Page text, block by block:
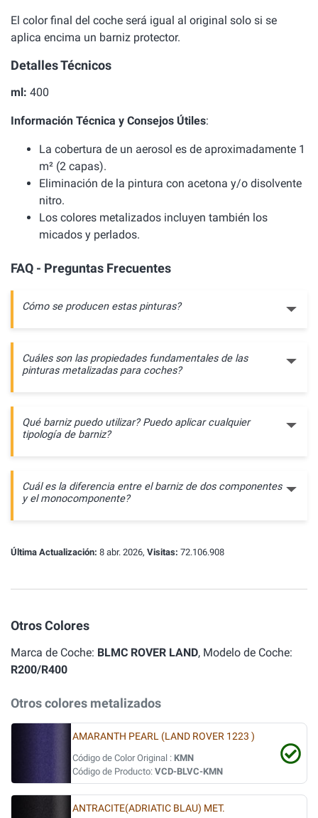
El color final del coche será igual al original solo si se
aplica encima un barniz protector.
Detalles Técnicos
ml: 400
Información Técnica y Consejos Útiles:
La cobertura de un aerosol es de aproximadamente 1
m² (2 capas).
Eliminación de la pintura con acetona y/o disolvente
nitro.
Los colores metalizados incluyen también los
micados y perlados.
FAQ - Preguntas Frecuentes
Cómo se producen estas pinturas?
Cuáles son las propiedades fundamentales de las
pinturas metalizadas para coches?
Qué barniz puedo utilizar? Puedo aplicar cualquier
tipología de barniz?
Cuál es la diferencia entre el barniz de dos componentes
y el monocomponente?
Última Actualización: 8 abr. 2026, Visitas: 72.106.908
Otros Colores
Marca de Coche: BLMC ROVER LAND, Modelo de Coche:
R200/R400
Otros colores metalizados
AMARANTH PEARL (LAND ROVER 1223 )
Código de Color Original : KMN
Código de Producto: VCD-BLVC-KMN
ANTRACITE(ADRIATIC BLAU) MET.